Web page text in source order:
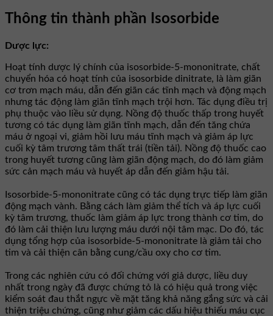
Thông tin thành phần Isosorbide
Dược lực:
Hoạt tính dược lý chính của isosorbide-5-mononitrate, chất
chuyển hóa có hoạt tính của isosorbide dinitrate, là làm giãn
cơ trơn mạch máu, dẫn đến giãn các tĩnh mạch và động mạch
nhưng tác động làm giãn tĩnh mạch trội hơn. Tác dụng điều trị
phụ thuộc vào liều sử dụng. Nồng độ thuốc thấp trong huyết
tương có tác dụng làm giãn tĩnh mạch, dẫn đến tăng chứa
máu ở ngoại vi, giảm hồi lưu máu tĩnh mạch và giảm áp lực
cuối kỳ tâm trương tâm thất trái (tiền tải). Nồng độ thuốc cao
trong huyết tương cũng làm giãn động mạch, do đó làm giảm
sức cản mạch máu và huyết áp dẫn đến giảm hậu tải.
Isosorbide-5-mononitrate cũng có tác dụng trực tiếp làm giãn
động mạch vành. Bằng cách làm giảm thể tích và áp lực cuối
kỳ tâm trương, thuốc làm giảm áp lực trong thành cơ tim, do
đó làm cải thiện lưu lượng máu dưới nội tâm mạc. Do đó, tác
dụng tổng hợp của isosorbide-5-mononitrate là giảm tải cho
tim và cải thiện cân bằng cung/cầu oxy cho cơ tim.
Trong các nghiên cứu có đối chứng với giả dược, liều duy
nhất trong ngày đã được chứng tỏ là có hiệu quả trong việc
kiểm soát đau thắt ngực về mặt tăng khả năng gắng sức và cải
thiện triệu chứng, cũng như giảm các dấu hiệu thiếu máu cục